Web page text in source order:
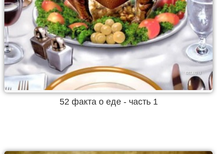
52 факта о еде - часть 1